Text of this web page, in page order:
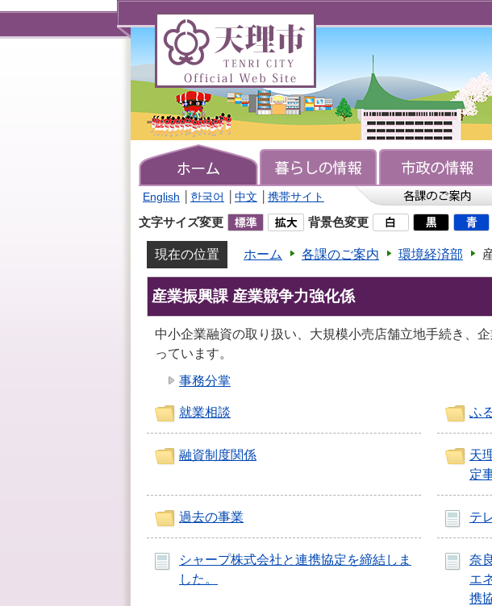
理
TENRI
Official
Site
English 한국어 中文 携帯サイト
文字サイズ変更 背景色変更
現在の位置 ホーム 各課のご案内 環境経済部
産業振興課 産業競争力強化係
中小企業融資の取り扱い、大規模小売店舗立地手続き、
っています。
事務分掌
就業相談 ふ
融資制度関係
天
定
過去の事業 テ
シャープ株式会社と連携協定を締結しま
した。
奈
エ
携